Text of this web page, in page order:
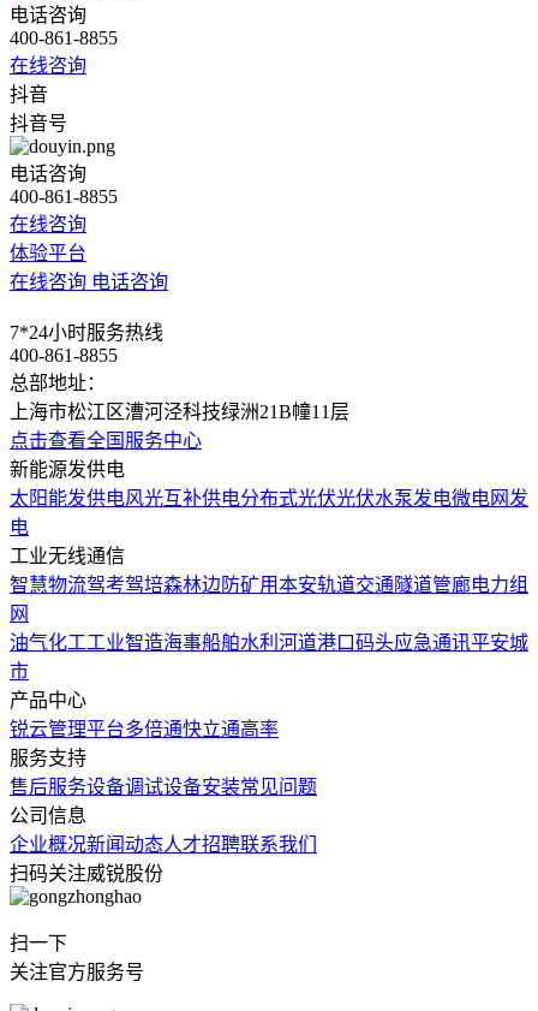
电话咨询
400-861-8855
在线咨询
抖音
抖音号
电话咨询
400-861-8855
在线咨询
体验平台
在线咨询 电话咨询
7*24小时服务热线
400-861-8855
总部地址：
上海市松江区漕河泾科技绿洲21B幢11层
点击查看全国服务中心
新能源发供电
太阳能发供电风光互补供电分布式光伏光伏水泵发电微电网发
电
工业无线通信
智慧物流驾考驾培森林边防矿用本安轨道交通隧道管廊电力组
网
油气化工工业智造海事船舶水利河道港口码头应急通讯平安城
市
产品中心
锐云管理平台多倍通快立通高率
服务支持
售后服务设备调试设备安装常见问题
公司信息
企业概况新闻动态人才招聘联系我们
扫码关注威锐股份
扫一下
关注官方服务号